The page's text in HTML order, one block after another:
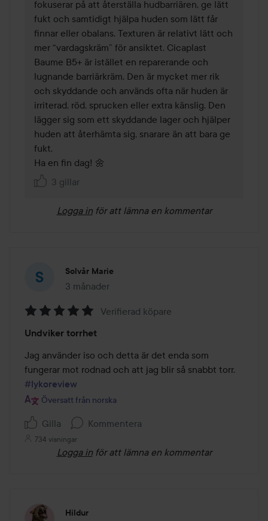
fokuserar på att återställa hudbarriären, ge lätt
fukt och samtidigt hjälpa huden som lätt får
finnar eller obalans. Texturen är relativt lätt och
mer “vardagskräm” för ansiktet. Cicaplast
Baume B5+ är istället en reparerande och
lugnande barriärkräm. Den är mycket mer rik
och skyddande och används ofta när huden är
irriterad, röd, sprucken eller extra känslig. Den
lägger sig som ett skyddande lager och hjälper
huden att återhämta sig, snarare än att bara ge
fukt.
Ha en fin dag! 🌼
3 gillar
Logga in för att lämna en kommentar
Solvår Marie
3 månader
Inlägget skapades 3 månader
5
av
5
Verifierad köpare
Undviker torrhet
Jag använder iso och detta är det enda som
#lykoreview
Översatt från norska
Gilla Kommentera
734 visningar
Logga in för att lämna en kommentar
Hildur